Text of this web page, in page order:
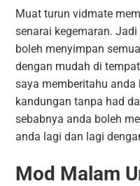
Muat turun vidmate
senarai kegemaran.
boleh menyimpan
dengan mudah di
saya memberitahu
kandungan tanpa had
sebabnya anda boleh
anda lagi dan lagi
Mod Malam